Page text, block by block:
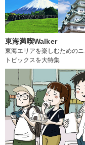
東海満喫Walker
東海エリアを楽しむための
トピックスを大特集